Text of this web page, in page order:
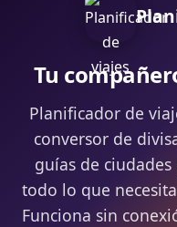
Tu
Planificador de
conversor de
guías de
todo lo que
Funciona sin